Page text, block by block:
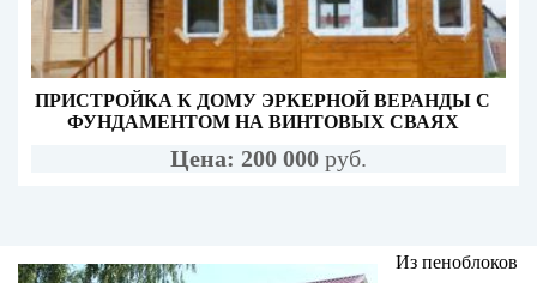
ПРИСТРОЙКА К ДОМУ ЭРКЕРНОЙ ВЕРАНДЫ С
ФУНДАМЕНТОМ НА ВИНТОВЫХ СВАЯХ
Цена: 200 000 руб.
Из пеноблоков